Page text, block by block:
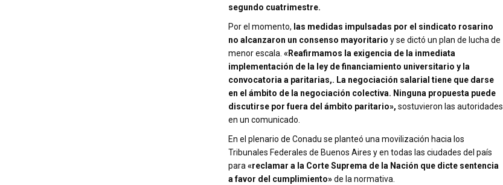
segundo cuatrimestre.
Por el momento, las medidas impulsadas por el sindicato rosarino
no alcanzaron un consenso mayoritario y se dictó un plan de lucha de
menor escala. «Reafirmamos la exigencia de la inmediata
implementación de la ley de financiamiento universitario y la
convocatoria a paritarias,. La negociación salarial tiene que darse
en el ámbito de la negociación colectiva. Ninguna propuesta puede
discutirse por fuera del ámbito paritario», sostuvieron las autoridades
en un comunicado.
En el plenario de Conadu se planteó una movilización hacia los
Tribunales Federales de Buenos Aires y en todas las ciudades del país
para«reclamar a la Corte Suprema de la Nación que dicte sentencia
a favor del cumplimiento»de la normativa.